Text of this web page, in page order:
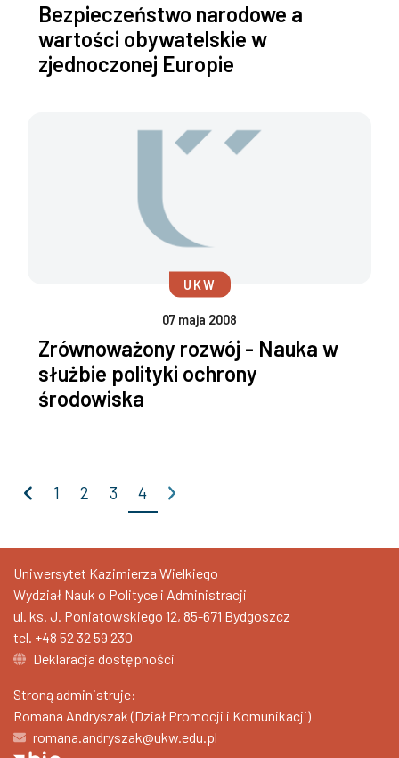
Bezpieczeństwo narodowe a
wartości obywatelskie w
zjednoczonej Europie
UKW
07 maja 2008
Zrównoważony rozwój - Nauka w
służbie polityki ochrony
środowiska
Poprzednia
1 2 3 4 Następna
Uniwersytet Kazimierza Wielkiego
Wydział Nauk o Polityce i Administracji
ul. ks. J. Poniatowskiego 12, 85-671 Bydgoszcz
tel. +48 52 32 59 230
Deklaracja dostępności
Stroną administruje:
Romana Andryszak (Dział Promocji i Komunikacji)
romana.andryszak@ukw.edu.pl